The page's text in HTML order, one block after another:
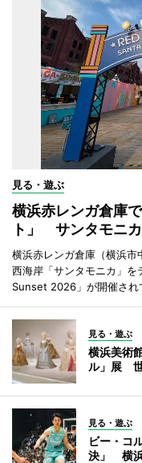
見る・遊ぶ
横浜赤レンガ倉庫
ト」 サンタモニ
横浜赤レンガ倉庫（横浜市
西海岸「サンタモニカ」
Sunset 2026」が開催され
見る・遊ぶ
横浜美術
ル」展
見る・遊ぶ
ビー・コ
決」 横